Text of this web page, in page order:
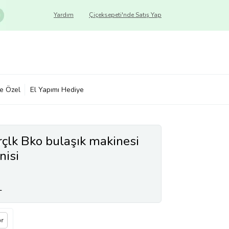
Çiçeksepeti'nde Satış Yap
Yardım
Özel El Yapımı Hediye
Bko bulaşık makinesi